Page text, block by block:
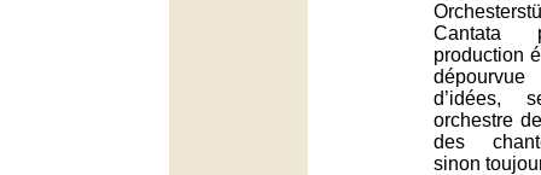
Cantata
production
d’idées,
orchestre
des
sinon